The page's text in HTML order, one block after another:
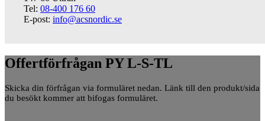
Tel: 08-400 176 60
E-post: info@acsnordic.se
Offertförfrågan PY L-S-TL
Skicka din förfrågan via formuläret nedan. Länk till den produkt/sida
du besökt kommer att bifogas formuläret.